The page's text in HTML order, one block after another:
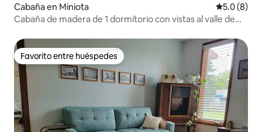
Cabaña en Miniota
5.0 (8)
Cabaña de madera de 1 dormitorio con vistas al valle de
Favorito entre huéspedes
Favorito entre huéspedes